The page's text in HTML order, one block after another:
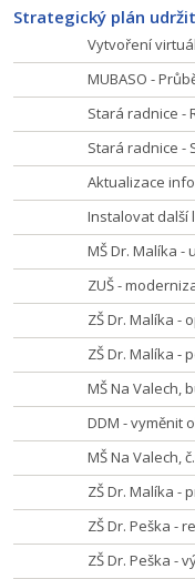
Strategický plán
Vytvoření
MUBASO -
Stará radnice -
Stará radnice -
Aktualizace
Instalovat další
MŠ Dr. Malíka
ZUŠ -
ZŠ Dr. Malíka -
ZŠ Dr. Malíka -
MŠ Na Valech,
DDM - vyměnit
MŠ Na Valech,
ZŠ Dr. Malíka -
ZŠ Dr. Peška -
ZŠ Dr. Peška -